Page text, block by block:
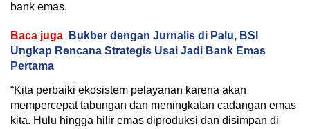
bank emas.
Baca juga
Bukber dengan Jurnalis di Palu, BSI
Ungkap Rencana Strategis Usai Jadi Bank Emas
Pertama
“Kita perbaiki ekosistem pelayanan karena akan
mempercepat tabungan dan meningkatan cadangan emas
kita. Hulu hingga hilir emas diproduksi dan disimpan di